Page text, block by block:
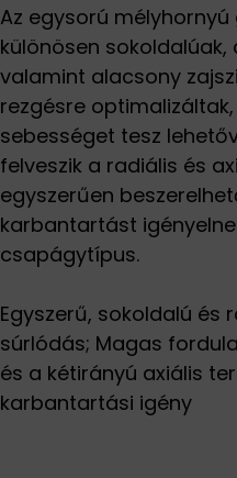
Az egysorú
különösen
valamint alacsony
rezgésre
sebességet tesz
felveszik a radiális és
egyszerűen
karbantartást
csapágytípus.
Egyszerű, sokoldalú és
súrlódás; Magas
és a kétirányú axiális
karbantartási igény